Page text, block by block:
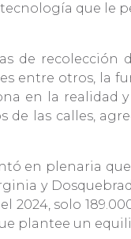
que le
de recolección
entre otros, la
en la realidad
las calles,
en plenaria
y
solo
plantee un